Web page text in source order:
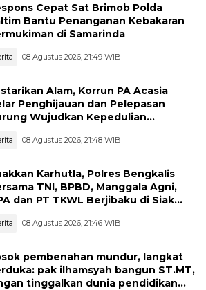
Cepat Sat Brimob Polda
Bantu Penanganan Kebakaran
di Samarinda
08 Agustus 2026, 21:49 WIB
Alam, Korrun PA Acasia
Penghijauan dan Pelepasan
Wujudkan Kepedulian
08 Agustus 2026, 21:48 WIB
Karhutla, Polres Bengkalis
TNI, BPBD, Manggala Agni,
dan PT TKWL Berjibaku di Siak
08 Agustus 2026, 21:46 WIB
pembenahan mundur, langkat
pak ilhamsyah bangun ST.MT,
tinggalkan dunia pendidikan